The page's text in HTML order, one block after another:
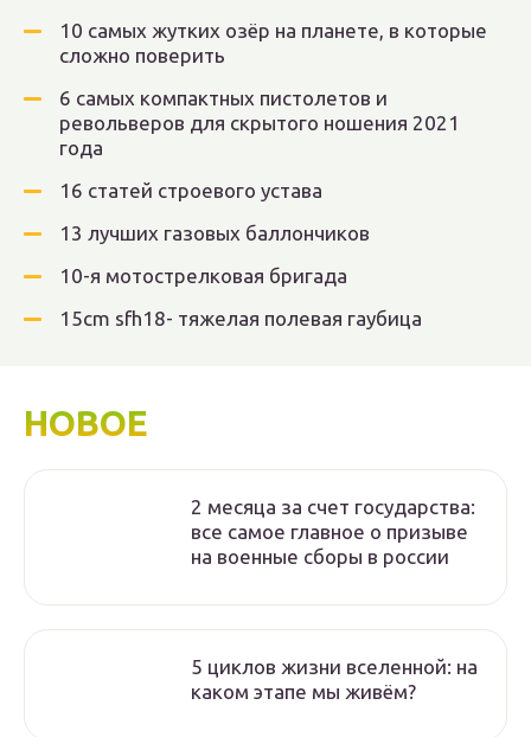
10 самых жутких озёр на планете, в которые
сложно поверить
6 самых компактных пистолетов и
револьверов для скрытого ношения 2021
года
16 статей строевого устава
13 лучших газовых баллончиков
10-я мотострелковая бригада
15cm sfh18- тяжелая полевая гаубица
НОВОЕ
2 месяца за счет государства:
все самое главное о призыве
на военные сборы в россии
5 циклов жизни вселенной: на
каком этапе мы живём?